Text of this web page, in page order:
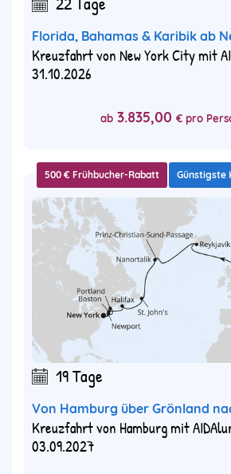
Florida, Bahamas & Karibik ab
Kreuzfahrt von New York City mit
31.10.2026
ab 3.835,00 € pro
500 € Frühbucher-Rabatt Günstigste
19 Tage
Von Hamburg über Grönland
Kreuzfahrt von Hamburg mit
03.09.2027